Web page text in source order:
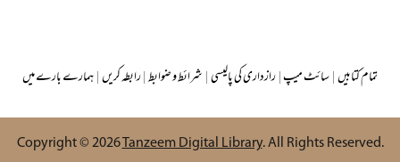
ہمارے بارے میں|رابطہ کریں|شرائط و ضوابط|رازداری کی پالیسی|سائٹ میپ|تمام کتابیں
Copyright © 2026Tanzeem Digital Library. All Rights Reserved.